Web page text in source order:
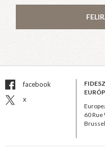
facebook
x
60